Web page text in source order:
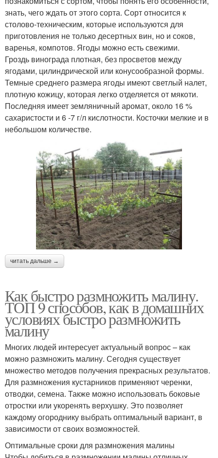
знать, чего ждать от этого сорта. Сорт относится к
столово-техническим, которые используются для
приготовления не только десертных вин, но и соков,
варенья, компотов. Ягоды можно есть свежими.
Гроздь винограда плотная, без просветов между
ягодами, цилиндрической или конусообразной формы.
Темные среднего размера ягоды имеют светлый налет,
плотную кожицу, которая легко отделяется от мякоти.
Последняя имеет земляничный аромат, около 16 %
сахаристости и 6 -7 г/л кислотности. Косточки мелкие и в
небольшом количестве.
читать дальше →
Как быстро размножить малину.
ТОП 9 способов, как в домашних
условиях быстро размножить
малину
Многих людей интересует актуальный вопрос – как
можно размножить малину. Сегодня существует
множество методов получения прекрасных результатов.
Для размножения кустарников применяют черенки,
отводки, семена. Также можно использовать боковые
отростки или укоренять верхушку. Это позволяет
каждому огороднику выбрать оптимальный вариант, в
зависимости от своих возможностей.
Оптимальные сроки для размножения малины